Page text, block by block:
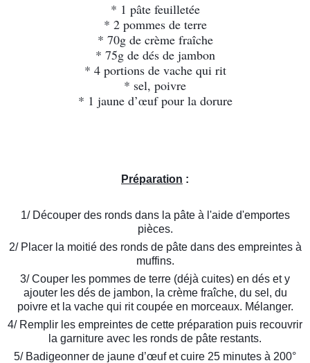
* 1 pâte feuilletée
* 2 pommes de terre
* 70g de crème fraîche
* 75g de dés de jambon
* 4 portions de vache qui rit
* sel, poivre
* 1 jaune d’œuf pour la dorure
Préparation :
1/ Découper des ronds dans la pâte à l'aide d'emportes
pièces.
2/ Placer la moitié des ronds de pâte dans des empreintes à
muffins.
3/ Couper les pommes de terre (déjà cuites) en dés et y
ajouter les dés de jambon, la crème fraîche, du sel, du
poivre et la vache qui rit coupée en morceaux. Mélanger.
4/ Remplir les empreintes de cette préparation puis recouvrir
la garniture avec les ronds de pâte restants.
5/ Badigeonner de jaune d’œuf et cuire 25 minutes à 200°